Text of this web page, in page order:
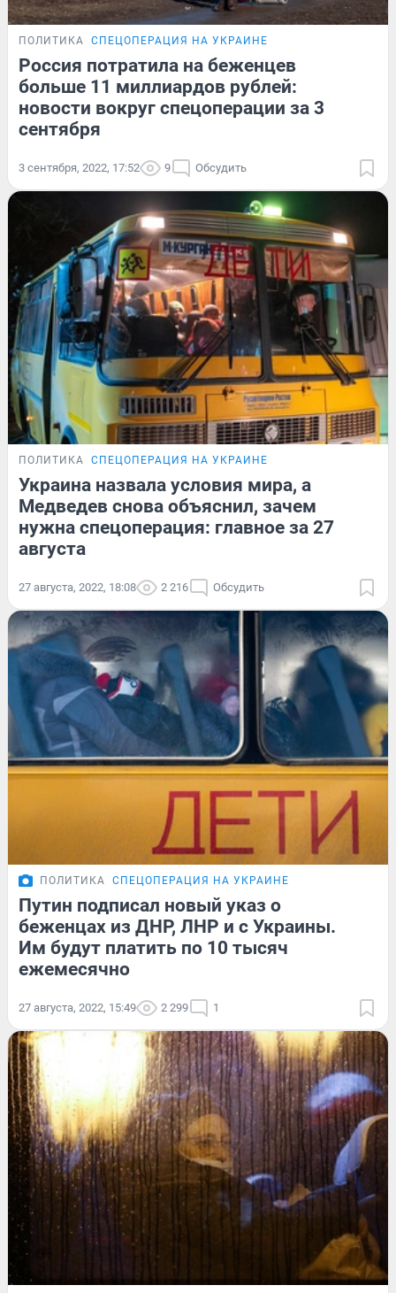
ПОЛИТИКА СПЕЦОПЕРАЦИЯ НА УКРАИНЕ
Россия потратила на беженцев
больше 11 миллиардов рублей:
новости вокруг спецоперации за 3
сентября
3 сентября, 2022, 17:52 9 Обсудить
ПОЛИТИКА СПЕЦОПЕРАЦИЯ НА УКРАИНЕ
Украина назвала условия мира, а
Медведев снова объяснил, зачем
нужна спецоперация: главное за 27
августа
27 августа, 2022, 18:08 2 216 Обсудить
ПОЛИТИКА СПЕЦОПЕРАЦИЯ НА УКРАИНЕ
Путин подписал новый указ о
беженцах из ДНР, ЛНР и с Украины.
Им будут платить по 10 тысяч
ежемесячно
27 августа, 2022, 15:49 2 299 1